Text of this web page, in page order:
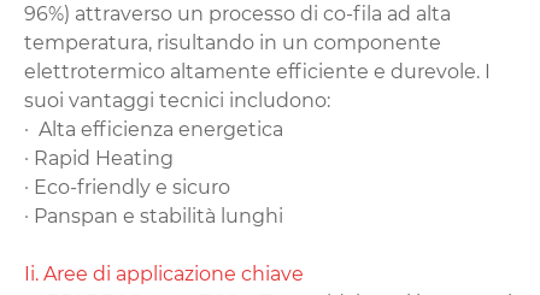
96%) attraverso un processo di co-fila ad alta
temperatura, risultando in un componente
elettrotermico altamente efficiente e durevole. I
suoi vantaggi tecnici includono:
· ‌ Alta efficienza energetica
· ‌Rapid Heating‌
· ‌Eco-friendly e sicuro‌
· ‌Panspan e stabilità lunghi
‌Ii. Aree di applicazione chiave‌